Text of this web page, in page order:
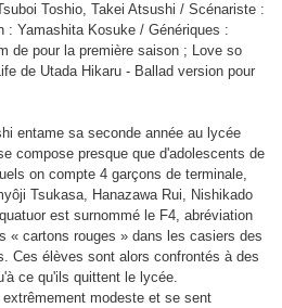
Toshio, Takei Atsushi / Scénariste :
: Yamashita Kosuke / Génériques :
de pour la première saison ; Love so
de Utada Hikaru - Ballad version pour
entame sa seconde année au lycée
compose presque que d'adolescents de
on compte 4 garçons de terminale,
Tsukasa, Hanazawa Rui, Nishikado
est surnommé le F4, abréviation
« cartons rouges » dans les casiers des
Ces élèves sont alors confrontés à des
ce qu'ils quittent le lycée.
modeste et se sent